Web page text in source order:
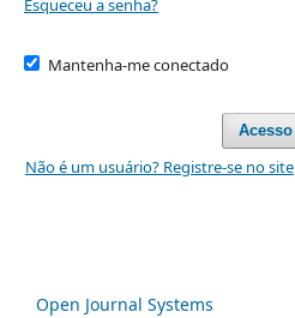
Esqueceu a senha?
Mantenha-me conectado
Acesso
Não é um usuário? Registre-se no site
Open Journal Systems